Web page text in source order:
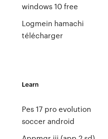
windows 10 free
Logmein hamachi
télécharger
Learn
Pes 17 pro evolution
soccer android